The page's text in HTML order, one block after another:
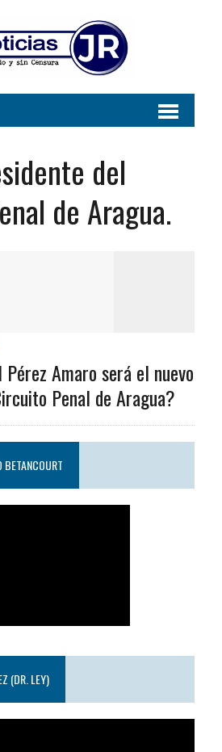
del
de Aragua.
Amaro será el nuevo
Penal de Aragua?
BETANCOURT
(DR. LEY)